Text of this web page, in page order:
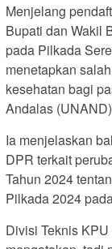
Menjelang
Bupati dan Wakil
pada Pilkada
menetapkan
kesehatan bagi
Andalas
Ia menjelaskan
DPR terkait
Tahun 2024
Pilkada 2024
Divisi Teknis